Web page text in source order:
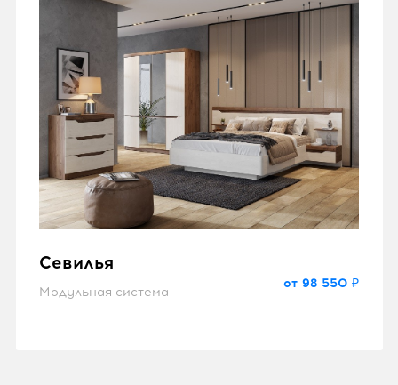
Севилья
Модульная система
от 98 550 ₽